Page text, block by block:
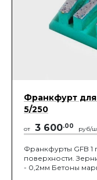
Франкфурт для
5/250
от 3 600.00 руб/
Франкфурты GFB 1
поверхности.
- 0,2мм Бетоны